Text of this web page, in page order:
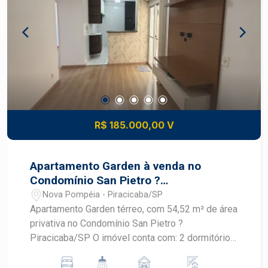
R$ 185.000,00 V
Apartamento Garden à venda no
Condomínio San Pietro ?
Piracicaba/SP
Nova Pompéia - Piracicaba/SP
Apartamento Garden térreo, com 54,52 m² de área
privativa no Condomínio San Pietro ?
Piracicaba/SP O imóvel conta com: 2 dormitórios;